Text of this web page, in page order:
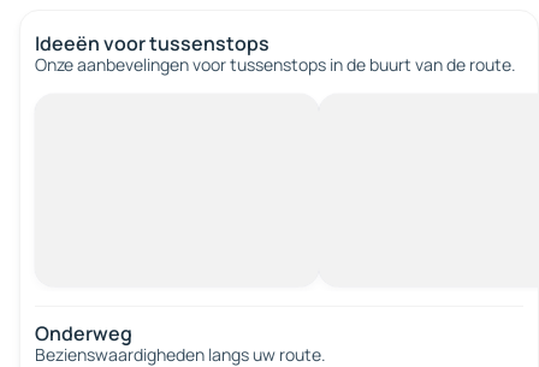
Ideeën voor tussenstops
Onze aanbevelingen voor tussenstops in de buurt van de route.
Onderweg
Bezienswaardigheden langs uw route.